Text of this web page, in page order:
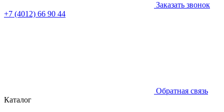
Заказать звонок
+7 (4012) 66 90 44
Обратная связь
Каталог